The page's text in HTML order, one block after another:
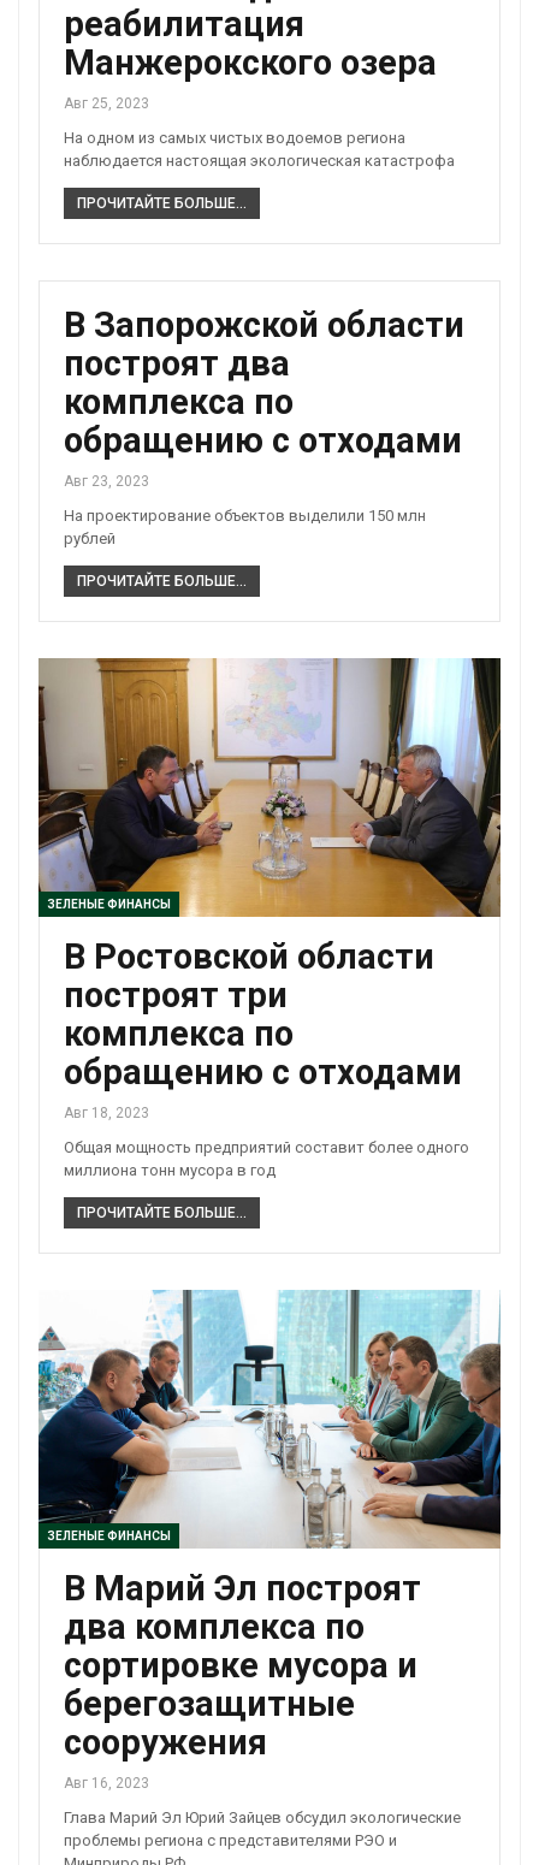
реабилитация
Манжерокского озера
Авг 25, 2023
На одном из самых чистых водоемов региона
наблюдается настоящая экологическая катастрофа
ПРОЧИТАЙТЕ БОЛЬШЕ...
В Запорожской области
построят два
комплекса по
обращению с отходами
Авг 23, 2023
На проектирование объектов выделили 150 млн
рублей
ПРОЧИТАЙТЕ БОЛЬШЕ...
ЗЕЛЕНЫЕ ФИНАНСЫ
В Ростовской области
построят три
комплекса по
обращению с отходами
Авг 18, 2023
Общая мощность предприятий составит более одного
миллиона тонн мусора в год
ПРОЧИТАЙТЕ БОЛЬШЕ...
ЗЕЛЕНЫЕ ФИНАНСЫ
В Марий Эл построят
два комплекса по
сортировке мусора и
берегозащитные
сооружения
Авг 16, 2023
Глава Марий Эл Юрий Зайцев обсудил экологические
проблемы региона с представителями РЭО и